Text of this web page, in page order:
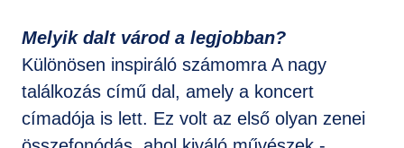
Melyik dalt várod a legjobban?
Különösen inspiráló számomra A nagy
találkozás című dal, amely a koncert
címadója is lett. Ez volt az első olyan zenei